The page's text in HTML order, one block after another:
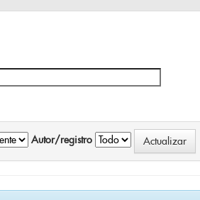
Autor/registro